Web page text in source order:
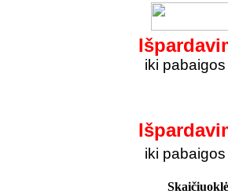
iki
iki
Skaičiuoklė